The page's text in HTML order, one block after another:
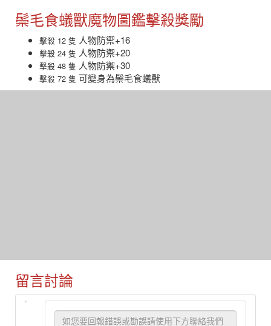
鬃毛食蟻獸魔物圖鑑擊殺獎勵
擊殺 12 隻 人物防禦+16
擊殺 24 隻 人物防禦+20
擊殺 48 隻 人物防禦+30
擊殺 72 隻 可變身為鬃毛食蟻獸
留言討論